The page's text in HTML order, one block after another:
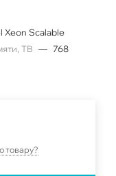
Xeon Scalable
TB — 768
товару?